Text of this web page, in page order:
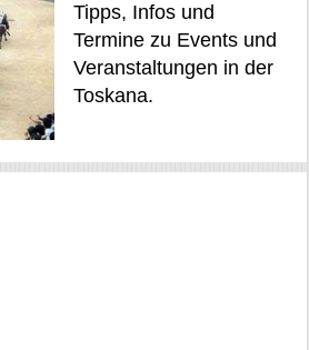
Tipps, Infos und
Termine zu Events und
Veranstaltungen in der
Toskana.